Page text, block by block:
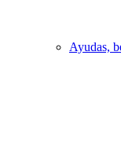
Ayudas,